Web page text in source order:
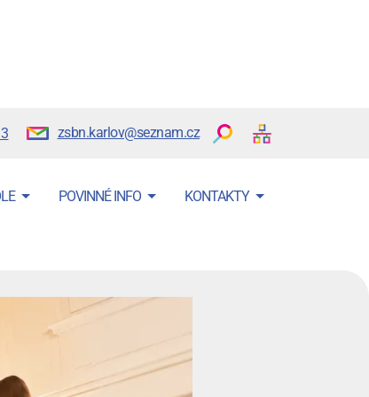
zsbn.karlov@seznam.cz
POVINNÉ INFO KONTAKTY